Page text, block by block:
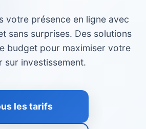
votre présence en ligne avec
sans surprises. Des solutions
budget pour maximiser votre
sur investissement.
les tarifs